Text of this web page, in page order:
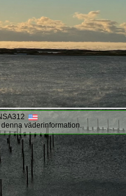
väderinformation.